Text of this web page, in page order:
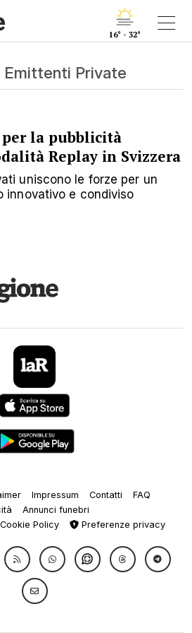
16° - 32°
Emittenti Private
la pubblicità
Replay in Svizzera
uniscono le forze per un
innovativo e condiviso
Impressum Contatti
FAQ
Annunci funebri
Policy Preferenze privacy